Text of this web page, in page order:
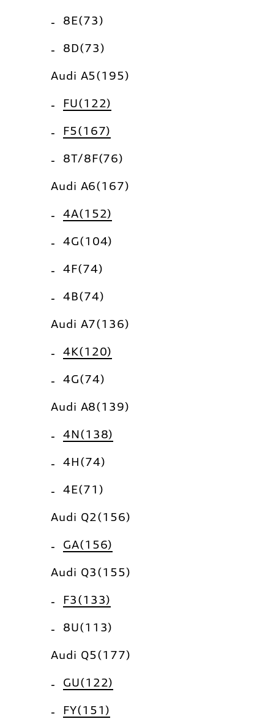
8E(73)
8D(73)
Audi A5(195)
FU(122)
F5(167)
8T/8F(76)
Audi A6(167)
4A(152)
4G(104)
4F(74)
4B(74)
Audi A7(136)
4K(120)
4G(74)
Audi A8(139)
4N(138)
4H(74)
4E(71)
Audi Q2(156)
GA(156)
Audi Q3(155)
F3(133)
8U(113)
Audi Q5(177)
GU(122)
FY(151)